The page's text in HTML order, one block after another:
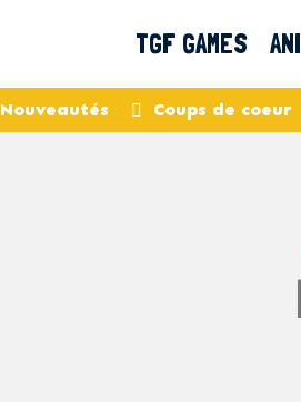
TGF GAMES
Nouveautés Coups de coeur